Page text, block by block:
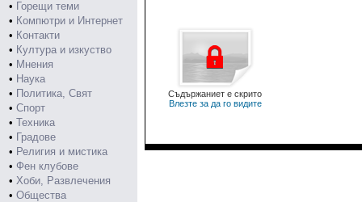
• Горещи теми
• Компютри и Интернет
• Контакти
• Култура и изкуство
• Мнения
• Наука
• Политика, Свят
• Спорт
• Техника
• Градове
• Религия и мистика
• Фен клубове
• Хоби, Развлечения
• Общества
Съдържаниет е скрито
Влезте за да го видите